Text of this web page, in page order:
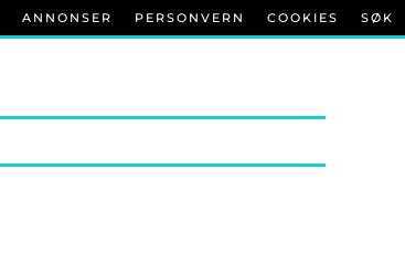
ANNONSER PERSONVERN COOKIES SØK